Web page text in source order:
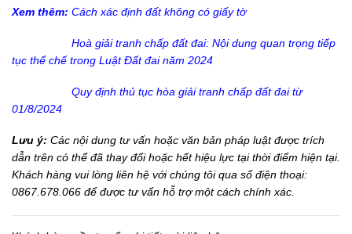
Xem thêm: Cách xác định đất không có giấy tờ
Hoà giải tranh chấp đất đai: Nội dung quan trọng tiếp
tục thể chế trong Luật Đất đai năm 2024
Quy định thủ tục hòa giải tranh chấp đất đai từ
01/8/2024
Lưu ý: Các nội dung tư vấn hoặc văn bản pháp luật được trích
dẫn trên có thể đã thay đổi hoặc hết hiệu lực tại thời điểm hiện tại.
Khách hàng vui lòng liên hệ với chúng tôi qua số điện thoại:
0867.678.066 để được tư vấn hỗ trợ một cách chính xác.